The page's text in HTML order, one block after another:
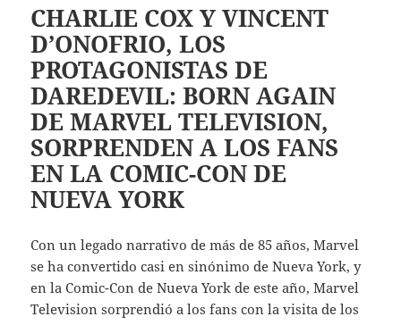
CHARLIE COX Y VINCENT
D’ONOFRIO, LOS
PROTAGONISTAS DE
DAREDEVIL: BORN AGAIN
DE MARVEL TELEVISION,
SORPRENDEN A LOS FANS
EN LA COMIC-CON DE
NUEVA YORK
Con un legado narrativo de más de 85 años, Marvel
se ha convertido casi en sinónimo de Nueva York, y
en la Comic-Con de Nueva York de este año, Marvel
Television sorprendió a los fans con la visita de los